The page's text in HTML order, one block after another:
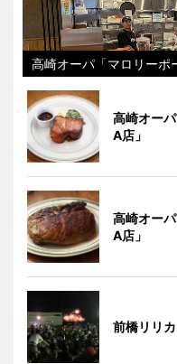
高崎オーパ「マロリーポ
高崎オー
A店」
高崎オー
A店」
前橋リリ